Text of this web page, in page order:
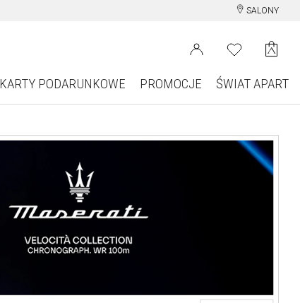
SALONY
KARTY PODARUNKOWE PROMOCJE ŚWIAT APART